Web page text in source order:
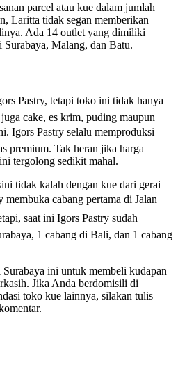
parcel atau kue dalam jumlah
Laritta tidak segan memberikan
Ada 14 outlet yang dimiliki
Malang, dan Batu.
Pastry, tetapi toko ini tidak hanya
cake, es krim, puding maupun
Igors Pastry selalu memproduksi
premium. Tak heran jika harga
tergolong sedikit mahal.
tidak kalah dengan kue dari gerai
membuka cabang pertama di Jalan
saat ini Igors Pastry sudah
1 cabang di Bali, dan 1 cabang
ini untuk membeli kudapan
Jika Anda berdomisili di
toko kue lainnya, silakan tulis